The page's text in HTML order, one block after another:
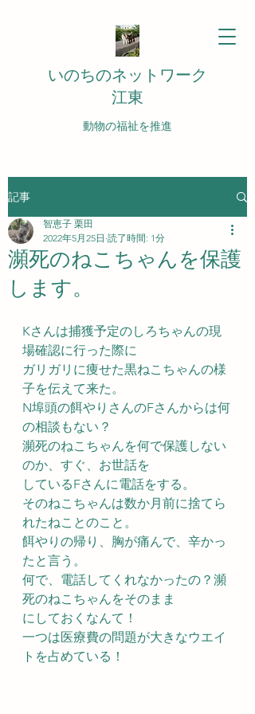
いのちのネットワーク
江東
動物の福祉を推進
記事
瀕死のねこちゃんを保護
します。
智恵子 栗田
2022年5月25日 読了時間: 1分
Kさんは捕獲予定のしろちゃんの現
場確認に行った際に
ガリガリに痩せた黒ねこちゃんの様
子を伝えて来た。
N埠頭の餌やりさんのFさんからは何
の相談もない？
瀕死のねこちゃんを何で保護しない
のか、すぐ、お世話を
しているFさんに電話をする。
そのねこちゃんは数か月前に捨てら
れたねことのこと。
餌やりの帰り、胸が痛んで、辛かっ
たと言う。
何で、電話してくれなかったの？瀕
死のねこちゃんをそのまま
にしておくなんて！
一つは医療費の問題が大きなウエイ
トを占めている！